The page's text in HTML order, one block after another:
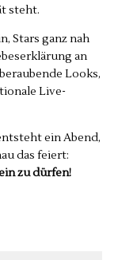
steht.
Stars ganz nah
an
Looks,
Live-
ein Abend,
das feiert:
zu dürfen!